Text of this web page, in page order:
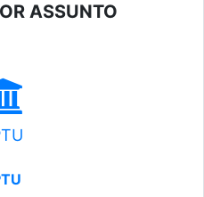
ASSUNTO